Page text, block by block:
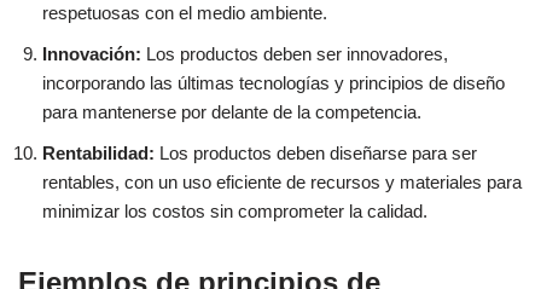
respetuosas con el medio ambiente.
Innovación: Los productos deben ser innovadores,
incorporando las últimas tecnologías y principios de diseño
para mantenerse por delante de la competencia.
Rentabilidad: Los productos deben diseñarse para ser
rentables, con un uso eficiente de recursos y materiales para
minimizar los costos sin comprometer la calidad.
Ejemplos de principios de